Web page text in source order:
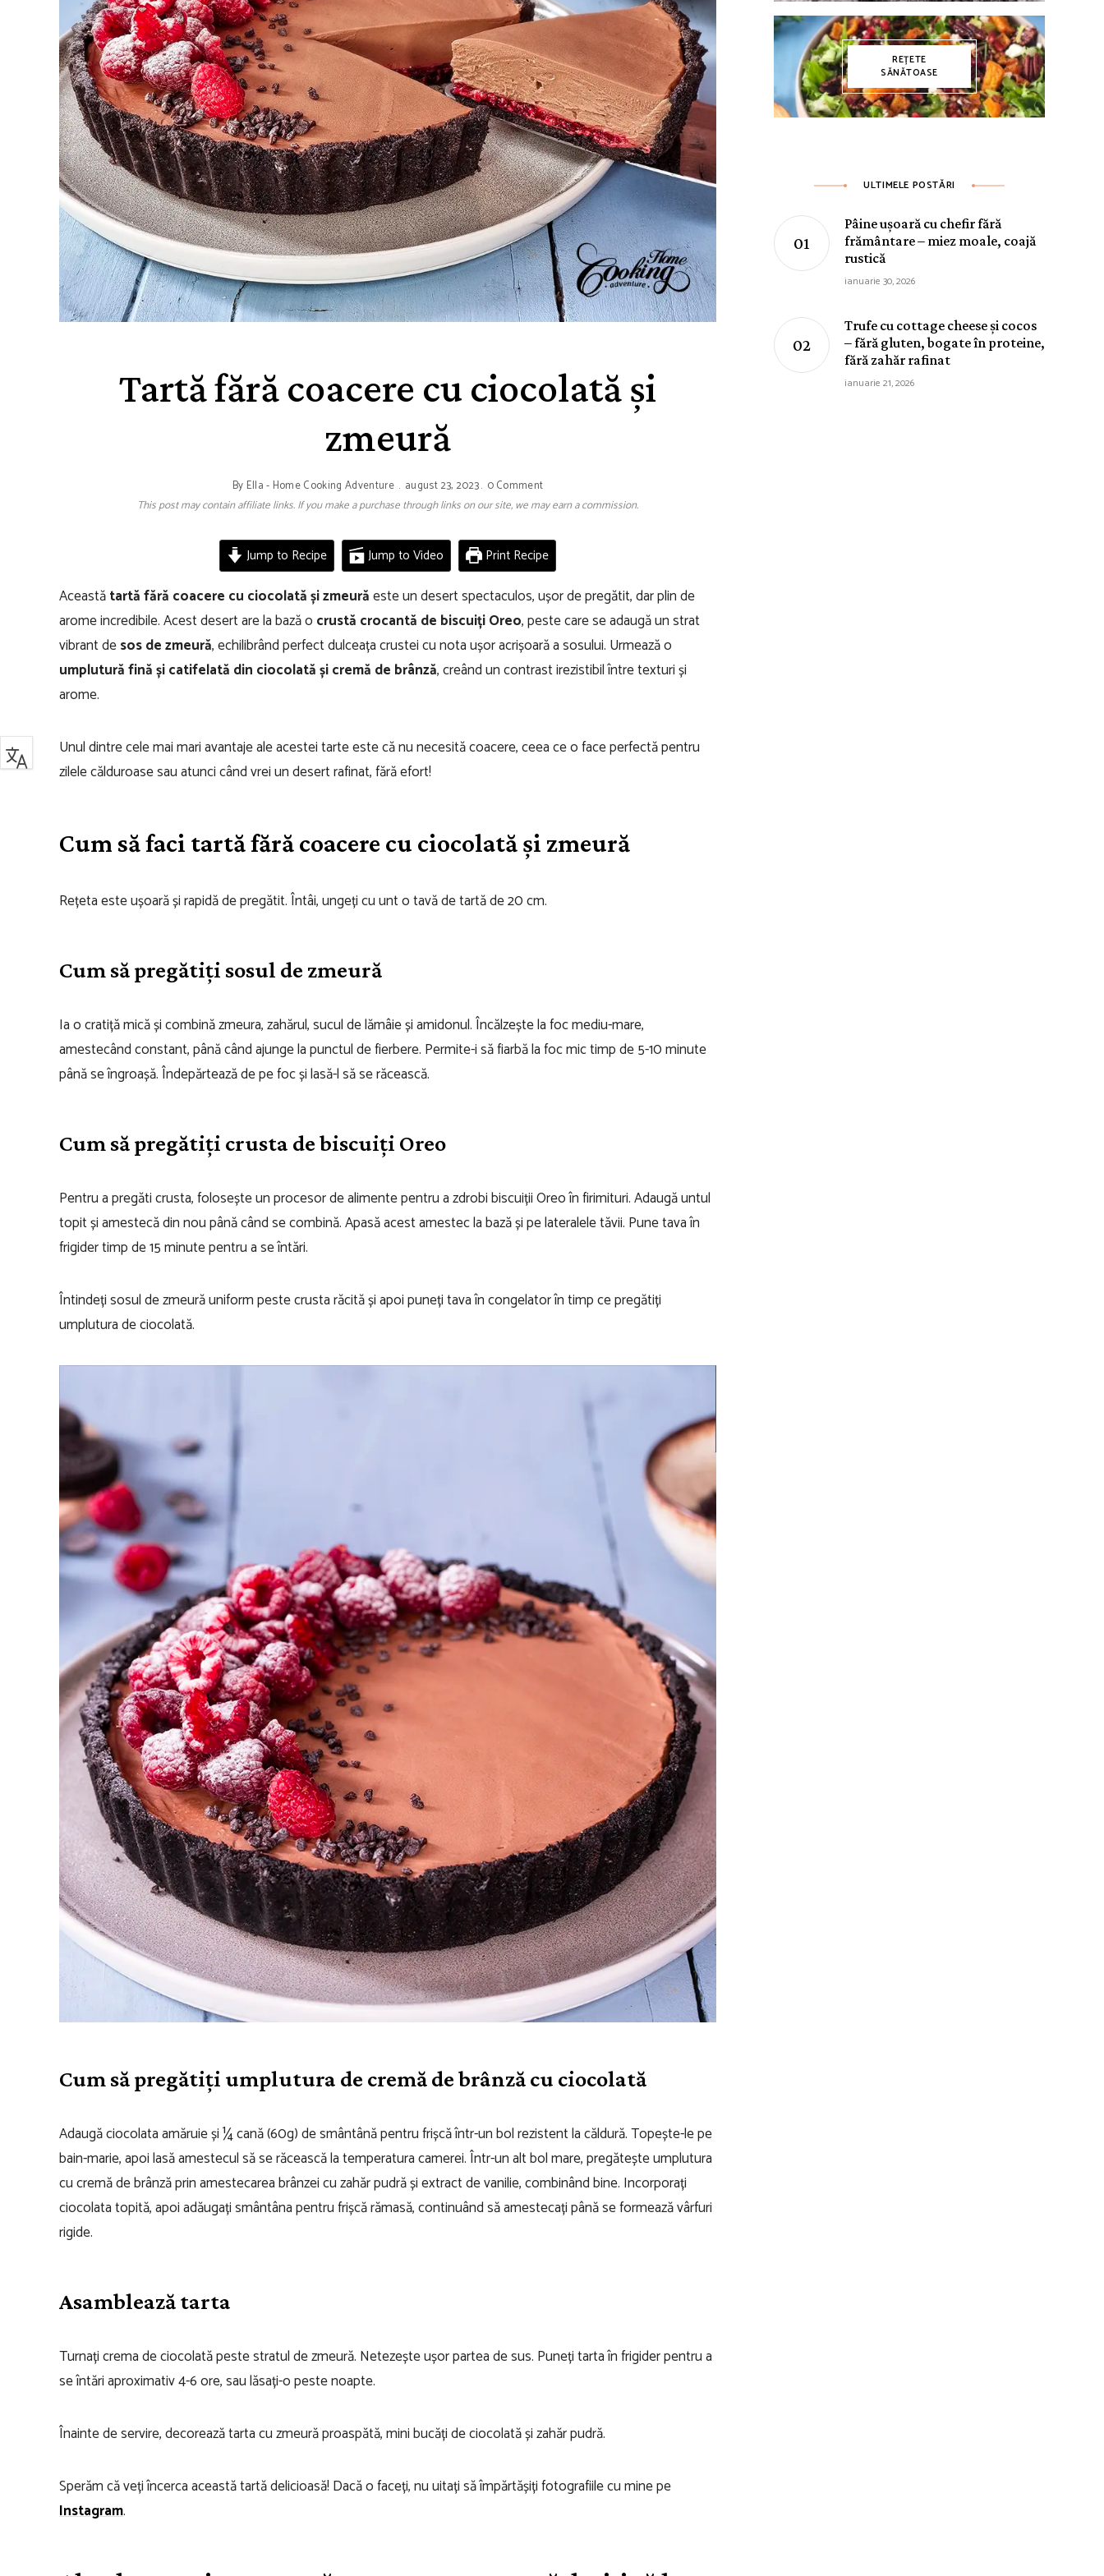
Tartă fără coacere cu ciocolată și
zmeură
By Ella - Home Cooking Adventure august 23, 2023 0 Comment
This post may contain affiliate links. If you make a purchase through links on our site, we may earn a commission.
Jump to Recipe Jump to Video Print Recipe
Aceastătartă fără coacere cu ciocolată și zmeurăeste un desert spectaculos, ușor de pregătit, dar plin de
arome incredibile. Acest desert are la bază o crustă crocantă de biscuiți Oreo, peste care se adaugă un strat
vibrant desos de zmeură, echilibrând perfect dulceața crustei cu nota ușor acrișoară a sosului. Urmează o
umplutură fină și catifelată din ciocolată și cremă de brânză, creând un contrast irezistibil între texturi și
arome.
Unul dintre cele mai mari avantaje ale acestei tarte este că nu necesită coacere, ceea ce o face perfectă pentru
zilele călduroase sau atunci când vrei un desert rafinat, fără efort!
Cum să faci tartă fără coacere cu ciocolată și zmeură
Rețeta este ușoară și rapidă de pregătit. Întâi, ungeți cu unt o tavă de tartă de 20 cm.
Cum să pregătiți sosul de zmeură
Ia o cratiță mică și combină zmeura, zahărul, sucul de lămâie și amidonul. Încălzește la foc mediu-mare,
amestecând constant, până când ajunge la punctul de fierbere. Permite-i să fiarbă la foc mic timp de 5-10 minute
până se îngroașă. Îndepărtează de pe foc și lasă-l să se răcească.
Cum să pregătiți crusta de biscuiți Oreo
Pentru a pregăti crusta, folosește un procesor de alimente pentru a zdrobi biscuiții Oreo în firimituri. Adaugă untul
topit și amestecă din nou până când se combină. Apasă acest amestec la bază și pe lateralele tăvii. Pune tava în
frigider timp de 15 minute pentru a se întări.
Întindeți sosul de zmeură uniform peste crusta răcită și apoi puneți tava în congelator în timp ce pregătiți
umplutura de ciocolată.
Cum să pregătiți umplutura de cremă de brânză cu ciocolată
Adaugă ciocolata amăruie și ¼ cană (60g) de smântână pentru frișcă într-un bol rezistent la căldură. Topește-le pe
bain-marie, apoi lasă amestecul să se răcească la temperatura camerei. Într-un alt bol mare, pregătește umplutura
cu cremă de brânză prin amestecarea brânzei cu zahăr pudră și extract de vanilie, combinând bine. Incorporați
ciocolata topită, apoi adăugați smântâna pentru frișcă rămasă, continuând să amestecați până se formează vârfuri
rigide.
Asamblează tarta
Turnați crema de ciocolată peste stratul de zmeură. Netezește ușor partea de sus. Puneți tarta în frigider pentru a
se întări aproximativ 4-6 ore, sau lăsați-o peste noapte.
Înainte de servire, decorează tarta cu zmeură proaspătă, mini bucăți de ciocolată și zahăr pudră.
Sperăm că veți încerca această tartă delicioasă! Dacă o faceți, nu uitați să împărtășiți fotografiile cu mine pe
Instagram.
REȚETE
SĂNĂTOASE
ULTIMELE POSTĂRI
Pâine ușoară cu chefir fără
frământare – miez moale, coajă
rustică
ianuarie 30, 2026
Trufe cu cottage cheese și cocos
– fără gluten, bogate în proteine,
fără zahăr rafinat
ianuarie 21, 2026